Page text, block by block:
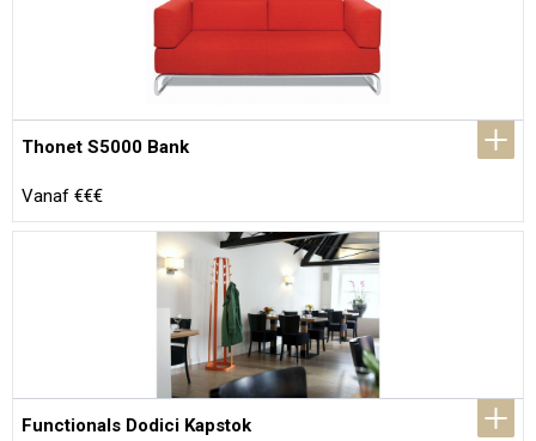
Thonet S5000 Bank
Vanaf €€€
Functionals Dodici Kapstok